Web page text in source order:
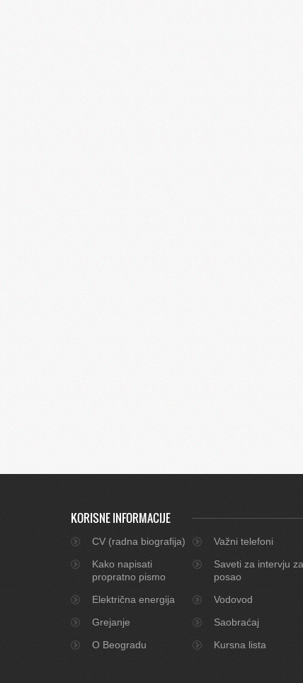
KORISNE INFORMACIJE
CV (radna biografija)
Važni telefoni
Kako napisati
propratno pismo
Saveti za intervju za
posao
Električna energija
Vodovod
Grejanje
Saobraćaj
O Beogradu
Kursna lista